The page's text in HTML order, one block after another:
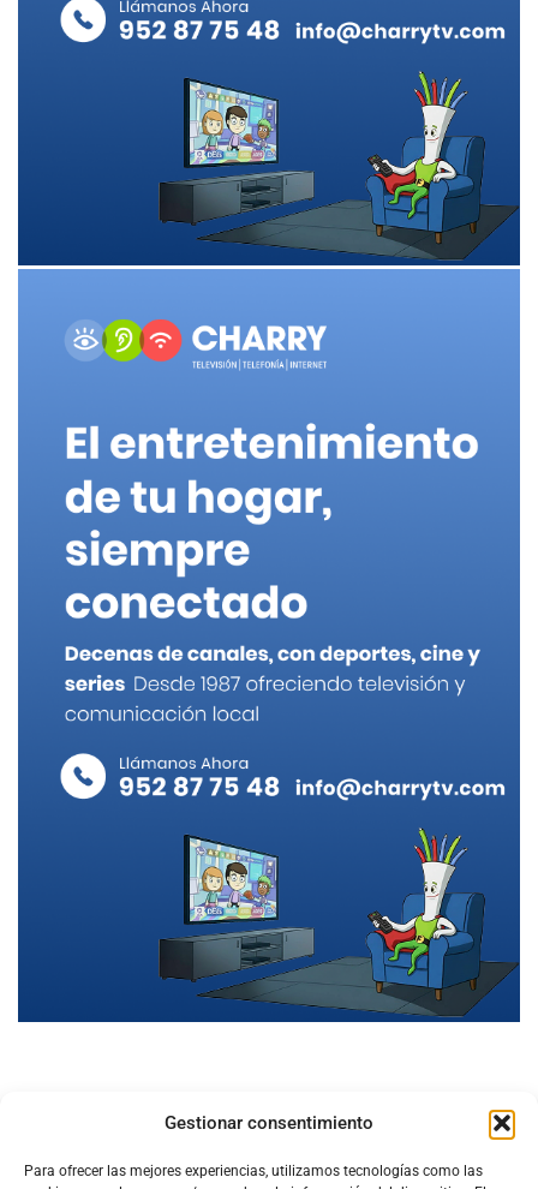
Gestionar consentimiento
Para ofrecer las mejores experiencias, utilizamos tecnologías como las